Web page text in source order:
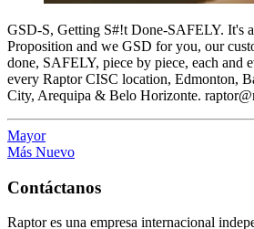
GSD-S, Getting S#!t Done-SAFELY. It's
Proposition and we GSD for you, our
done, SAFELY, piece by piece, each and
every Raptor CISC location, Edmonton,
City, Arequipa & Belo Horizonte.
Mayor
Más Nuevo
Contáctanos
Raptor es una empresa internacional